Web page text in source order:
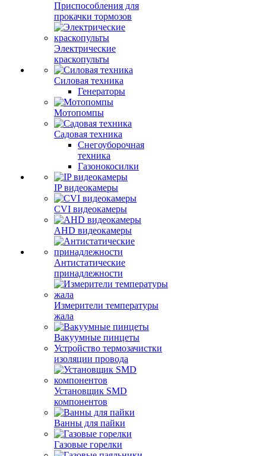
Приспособления для
прокачки тормозов
Электрические
краскопульты
Силовая техника
Генераторы
Мотопомпы
Садовая техника
Снегоуборочная
техника
Газонокосилки
IP видеокамеры
CVI видеокамеры
AHD видеокамеры
Антистатические
принадлежности
Измерители температуры
жала
Вакуумные пинцеты
Устройство термозачистки
изоляции провода
Установщик SMD
компонентов
Ванны для пайки
Газовые горелки